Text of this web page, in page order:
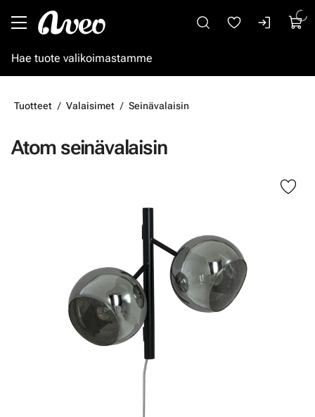
Tuotteet Valaisimet Seinävalaisin
Atom seinävalaisin